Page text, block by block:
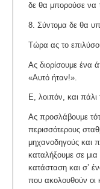
δε θα μπορούσε να
8. Σύντομα δε θα
Τώρα ας το
Ας διορίσουμε ένα
«Αυτό ήταν!».
Ε, λοιπόν, και
Ας προσλάβουμε
περισσότερους
μηχανοδηγούς και
καταλήξουμε σε μια
κατάσταση και σ’
που ακολουθούν οι